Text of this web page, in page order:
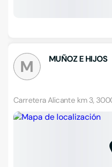
M MUÑOZ E HIJOS
Carretera Alicante km 3,